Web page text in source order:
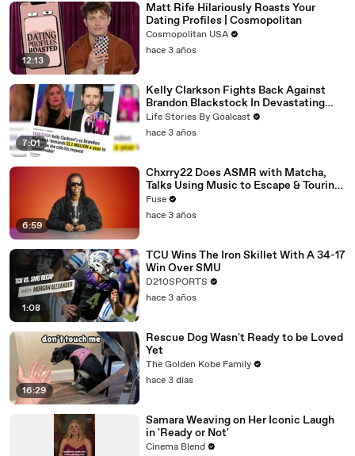
12:13
Matt Rife Hilariously Roasts Your
Dating Profiles | Cosmopolitan
Cosmopolitan USA
hace 3 años
7:01
Kelly Clarkson Fights Back Against
Brandon Blackstock In Devastating
Divorce Battle
Life Stories By Goalcast
hace 3 años
6:59
Chxrry22 Does ASMR with Matcha,
Talks Using Music to Escape & Touring
with The Weeknd
Fuse
hace 3 años
1:08
TCU Wins The Iron Skillet With A 34-17
Win Over SMU
D210SPORTS
hace 3 años
16:29
Rescue Dog Wasn't Ready to be Loved
Yet
The Golden Kobe Family
hace 3 días
Samara Weaving on Her Iconic Laugh
in 'Ready or Not'
Cinema Blend